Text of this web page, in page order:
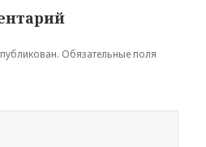
Обязательные поля